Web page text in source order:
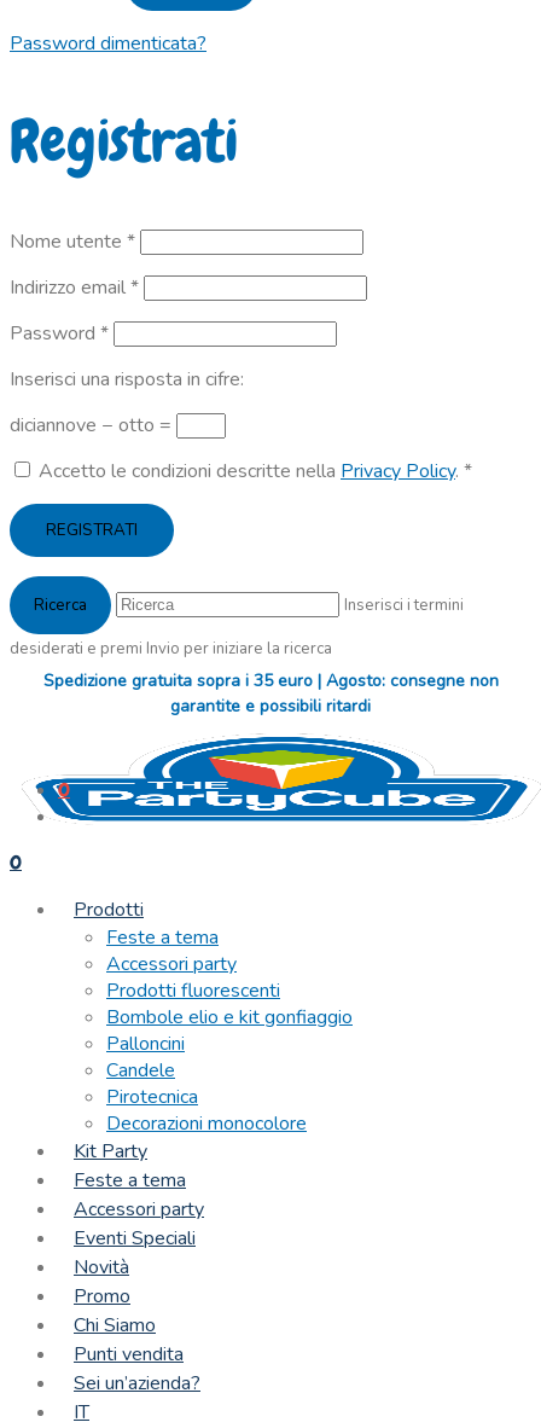
Password dimenticata?
Registrati
Nome utente *Richiesto
Indirizzo email*Richiesto
Password *Richiesto
Inserisci una risposta in cifre:
diciannove − otto =
Accetto le condizioni descritte nella Privacy Policy. *
REGISTRATI
Inserisci i termini
desiderati e premi Invio per iniziare la ricerca
Spedizione gratuita sopra i 35 euro | Agosto: consegne non
garantite e possibili ritardi
0
0
Prodotti
Feste a tema
Accessori party
Prodotti fluorescenti
Bombole elio e kit gonfiaggio
Palloncini
Candele
Pirotecnica
Decorazioni monocolore
Kit Party
Feste a tema
Accessori party
Eventi Speciali
Novità
Promo
Chi Siamo
Punti vendita
Sei un’azienda?
IT